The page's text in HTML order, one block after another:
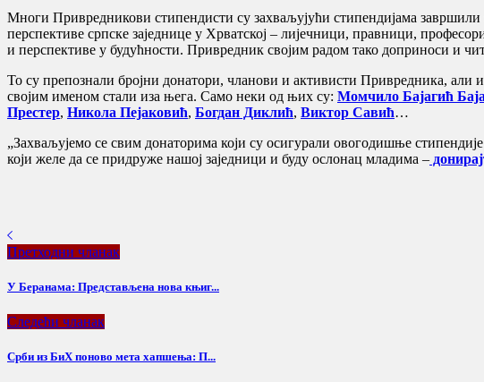
Многи Привредникови стипендисти су захваљујући стипендијама
перспективе српске заједнице у Хрватској – лијечници, правници,
и перспективе у будућности. Привредник својим радом тако доприноси и
То су препознали бројни донатори, чланови и активисти Привредника, али
својим именом стали иза њега. Само неки од њих су: Момчило Бајагић
Престер, Никола Пејаковић, Богдан Диклић, Виктор Савић…
„Захваљујемо се свим донаторима који су осигурали овогодишње
који желе да се придруже нашој заједници и буду ослонац младима –
Претходни чланак
У Беранама: Представљена нова књиг...
Следећи чланак
Срби из БиХ поново мета хапшења: П...